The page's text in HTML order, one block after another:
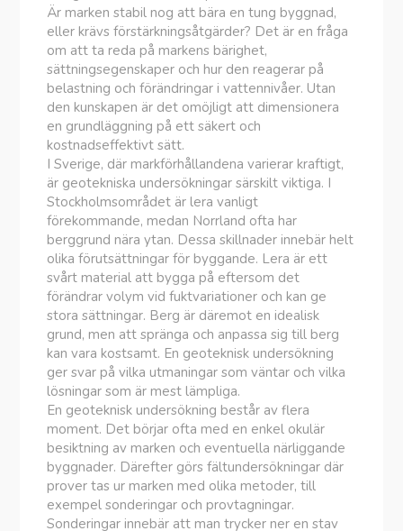
Är marken stabil nog att bära en tung byggnad,
eller krävs förstärkningsåtgärder? Det är en fråga
om att ta reda på markens bärighet,
sättningsegenskaper och hur den reagerar på
belastning och förändringar i vattennivåer. Utan
den kunskapen är det omöjligt att dimensionera
en grundläggning på ett säkert och
kostnadseffektivt sätt.
I Sverige, där markförhållandena varierar kraftigt,
är geotekniska undersökningar särskilt viktiga. I
Stockholmsområdet är lera vanligt
förekommande, medan Norrland ofta har
berggrund nära ytan. Dessa skillnader innebär helt
olika förutsättningar för byggande. Lera är ett
svårt material att bygga på eftersom det
förändrar volym vid fuktvariationer och kan ge
stora sättningar. Berg är däremot en idealisk
grund, men att spränga och anpassa sig till berg
kan vara kostsamt. En geoteknisk undersökning
ger svar på vilka utmaningar som väntar och vilka
lösningar som är mest lämpliga.
En geoteknisk undersökning består av flera
moment. Det börjar ofta med en enkel okulär
besiktning av marken och eventuella närliggande
byggnader. Därefter görs fältundersökningar där
prover tas ur marken med olika metoder, till
exempel sonderingar och provtagningar.
Sonderingar innebär att man trycker ner en stav